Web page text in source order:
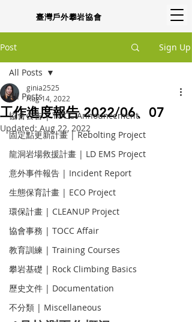
臺灣戶外攀岩協會
Post Sign Up
All Posts
協會公告 | TOCC Announcement
固定點更新計畫 | Rebolting Project
龍洞岩場救援計畫 | LD EMS Project
意外事件報告 | Incident Report
生態保育計畫 | ECO Project
環保計畫 | CLEANUP Project
協會事務 | TOCC Affair
教育訓練 | Training Courses
攀岩基礎 | Rock Climbing Basics
歷史文件 | Documentation
不分類 | Miscellaneous
All Posts
工作進度報告 2022/06、07
ginia2525
Aug 14, 2022
Updated: Aug 22, 2022